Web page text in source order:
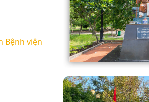
Bệnh viện